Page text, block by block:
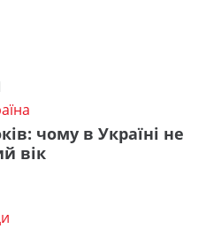
чому в Україні не
вік